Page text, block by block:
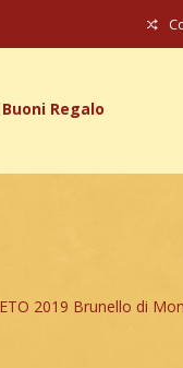
Buoni Regalo
2019 Brunello di